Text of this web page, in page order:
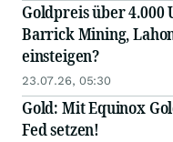
Goldpreis über 4.000
Barrick Mining,
einsteigen?
23.07.26, 05:30
Gold: Mit Equinox
Fed setzen!